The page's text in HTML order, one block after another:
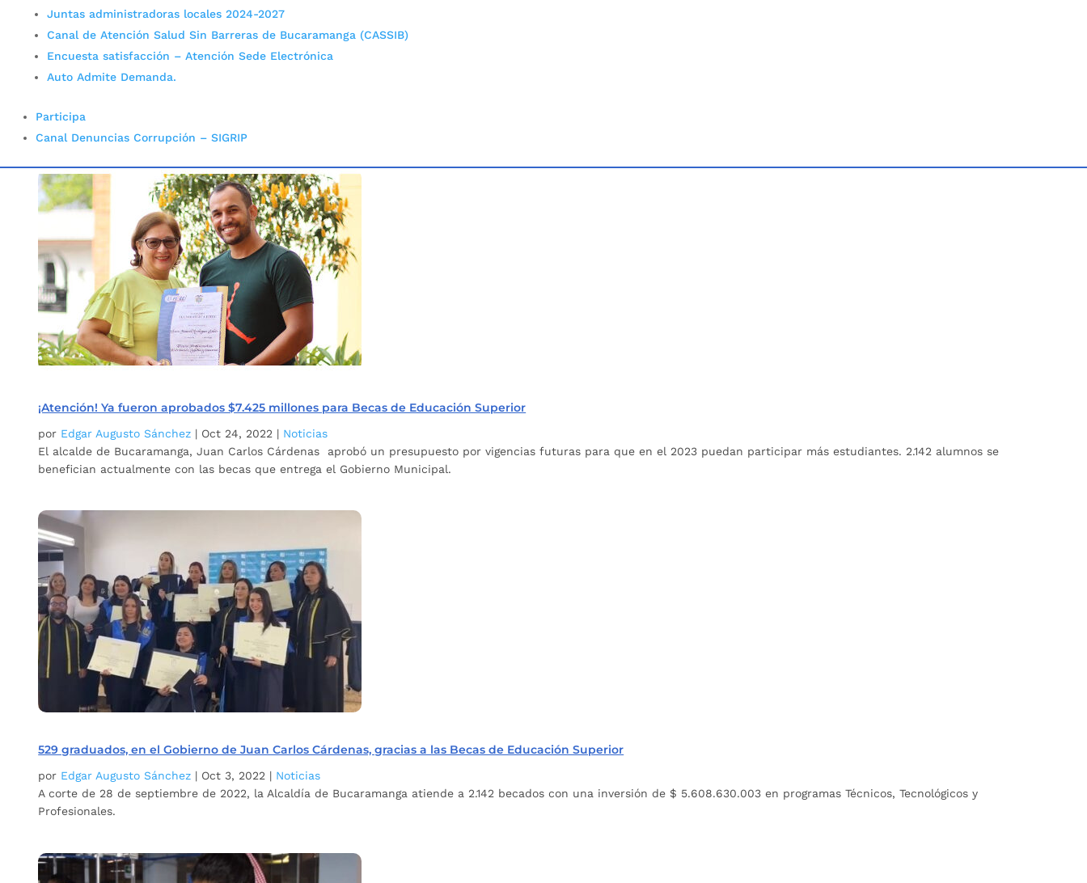
Juntas administradoras locales 2024-2027
Canal de Atención Salud Sin Barreras de Bucaramanga (CASSIB)
Encuesta satisfacción – Atención Sede Electrónica
Auto Admite Demanda.
Participa
Canal Denuncias Corrupción – SIGRIP
Inicio 5 Etiqueta: Fondo Educativo Municipal
¡Atención! Ya fueron aprobados $7.425 millones para Becas de Educación Superior
por Edgar Augusto Sánchez | Oct 24, 2022 | Noticias
El alcalde de Bucaramanga, Juan Carlos Cárdenas aprobó un presupuesto por vigencias futuras para que en el 2023 puedan participar más estudiantes. 2.142 alumnos se
benefician actualmente con las becas que entrega el Gobierno Municipal.
529 graduados, en el Gobierno de Juan Carlos Cárdenas, gracias a las Becas de Educación Superior
por Edgar Augusto Sánchez | Oct 3, 2022 | Noticias
A corte de 28 de septiembre de 2022, la Alcaldía de Bucaramanga atiende a 2.142 becados con una inversión de $ 5.608.630.003 en programas Técnicos, Tecnológicos y
Profesionales.